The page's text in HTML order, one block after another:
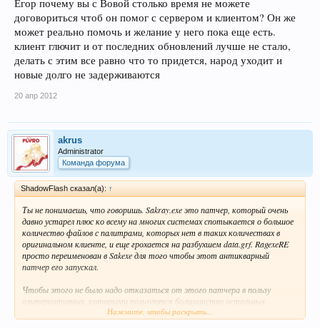
Егор почему вы с Вовой столько время не можете
договориться чтоб он помог с сервером и клиентом? Он же
может реально помочь и желание у него пока еще есть.
клиент глючит и от последних обновлений лучше не стало,
делать с этим все равно что то придется, народ уходит и
новые долго не задерживаются
20 апр 2012
akrus
Administrator
Команда форума
ShadowFlash сказал(а): ↑
Ты не понимаешь, что говоришь. Sakray.exe это патчер, который очень
давно устарел плюс ко всему на многих системах спотыкается о большое
количество файлов с палитрами, которых нет в таких количествах в
оригинальном клиенте, и еще грохается на разбухшем data.grf. RagexeRE
просто переименован в Sakexe для того чтобы этот антикварный
патчер его запускал.
Чтобы этого не было надо отказаться от этого патчера в пользу
альтернативных, которыми пользуются большинство остальных
серверов. Аргументация Егора, о том что эти патчеры заброшены и не
Нажмите, чтобы раскрыть...